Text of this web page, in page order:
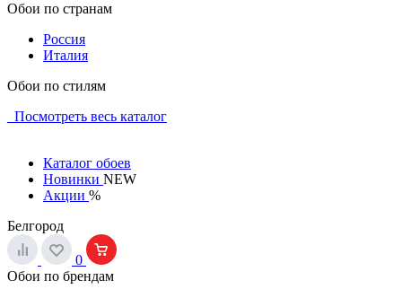
Обои по странам
Россия
Италия
Обои по стилям
Посмотреть весь каталог
Каталог обоев
Новинки NEW
Акции %
Белгород
0
Обои по брендам